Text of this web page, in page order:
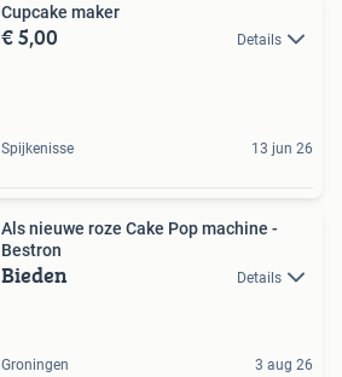
Cupcake maker
€ 5,00 Details
Spijkenisse 13 jun 26
Als nieuwe roze Cake Pop machine -
Bestron
Bieden Details
Groningen 3 aug 26